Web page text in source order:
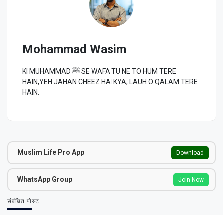
Mohammad Wasim
KI MUHAMMAD ﷺ SE WAFA TU NE TO HUM TERE
HAIN,YEH JAHAN CHEEZ HAI KYA, LAUH O QALAM TERE
HAIN.
Muslim Life Pro App Download
WhatsApp Group Join Now
संबंधित पोस्ट